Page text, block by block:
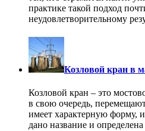
практике такой подход
неудовлетворительному
Козловой кран в
Козловой кран – это
в свою очередь,
имеет характерную форму,
дано название и определена